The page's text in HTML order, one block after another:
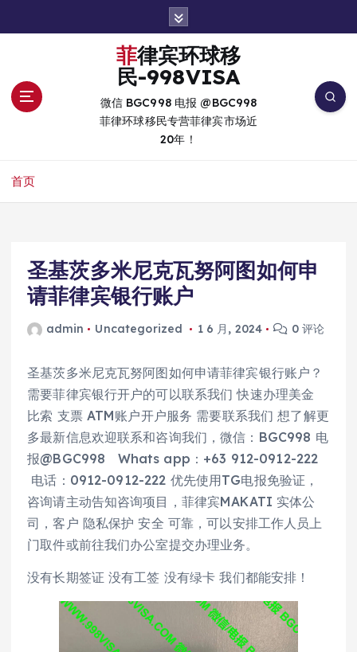
菲律宾环球移
民-998VISA
微信 BGC998 电报 @BGC998
菲律环球移民专营菲律宾市场近
20年！
首页
圣基茨多米尼克瓦努阿图如何申
请菲律宾银行账户
admin Uncategorized 1 6 月, 2024 0 评论
圣基茨多米尼克瓦努阿图如何申请菲律宾银行账户？
需要菲律宾银行开户的可以联系我们 快速办理美金
比索 支票 ATM账户开户服务 需要联系我们 想了解更
多最新信息欢迎联系和咨询我们，微信：BGC998 电
报@BGC998 Whats app：+63 912-0912-222
电话：0912-0912-222 优先使用TG电报免验证，
咨询请主动告知咨询项目，菲律宾MAKATI 实体公
司，客户 隐私保护 安全 可靠，可以安排工作人员上
门取件或前往我们办公室提交办理业务。
没有长期签证 没有工签 没有绿卡 我们都能安排！